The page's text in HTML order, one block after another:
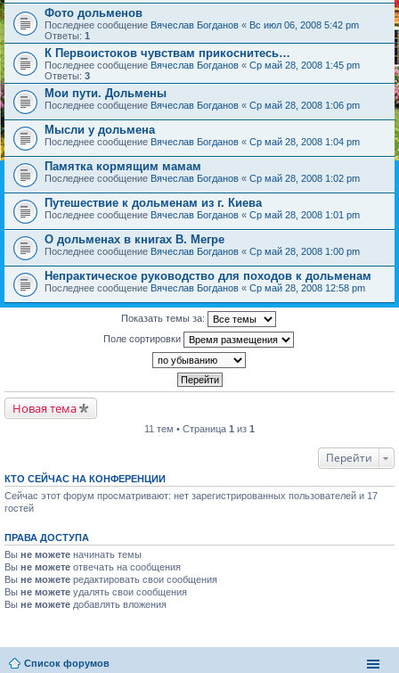
Фото дольменов
Последнее сообщение Вячеслав Богданов « Вс июл 06, 2008 5:42 pm
Ответы: 1
К Первоистоков чувствам прикоснитесь…
Последнее сообщение Вячеслав Богданов « Ср май 28, 2008 1:45 pm
Ответы: 3
Мои пути. Дольмены
Последнее сообщение Вячеслав Богданов « Ср май 28, 2008 1:06 pm
Мысли у дольмена
Последнее сообщение Вячеслав Богданов « Ср май 28, 2008 1:04 pm
Памятка кормящим мамам
Последнее сообщение Вячеслав Богданов « Ср май 28, 2008 1:02 pm
Путешествие к дольменам из г. Киева
Последнее сообщение Вячеслав Богданов « Ср май 28, 2008 1:01 pm
О дольменах в книгах В. Мегре
Последнее сообщение Вячеслав Богданов « Ср май 28, 2008 1:00 pm
Непрактическое руководство для походов к дольменам
Последнее сообщение Вячеслав Богданов « Ср май 28, 2008 12:58 pm
Показать темы за:
Поле сортировки
Новая тема
11 тем • Страница 1 из 1
Перейти
КТО СЕЙЧАС НА КОНФЕРЕНЦИИ
Сейчас этот форум просматривают: нет зарегистрированных пользователей и 17
гостей
ПРАВА ДОСТУПА
Вы не можете начинать темы
Вы не можете отвечать на сообщения
Вы не можете редактировать свои сообщения
Вы не можете удалять свои сообщения
Вы не можете добавлять вложения
Список форумов